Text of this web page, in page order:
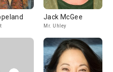
Jack McGee
Mr. Uhley